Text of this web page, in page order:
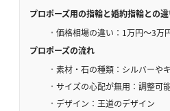
プロポーズ用の指輪と婚約指輪との
価格相場の違い：1万円～3万
プロポーズの流れ
素材・石の種類：シルバーや
サイズの心配が無用：調整可
デザイン：王道のデザイン